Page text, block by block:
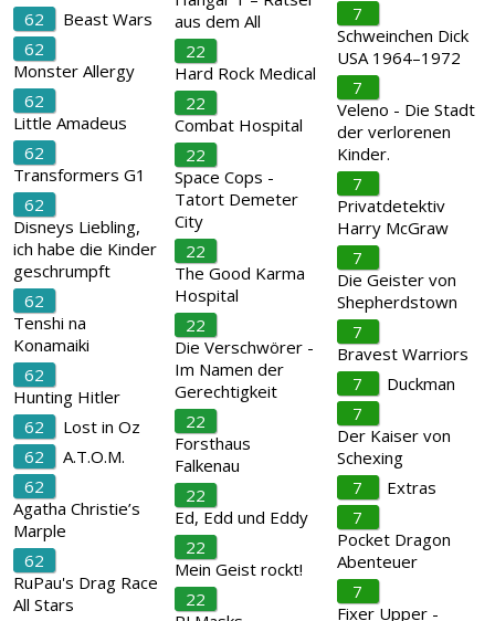
62
Beast Wars
62
Monster Allergy
62
Little Amadeus
62
Transformers G1
62
Disneys Liebling,
ich habe die Kinder
geschrumpft
62
Tenshi na
Konamaiki
62
Hunting Hitler
62
Lost in Oz
62
A.T.O.M.
62
Agatha Christie’s
Marple
62
RuPau's Drag Race
All Stars
aus dem All
22
Hard Rock Medical
22
Combat Hospital
22
Space Cops -
Tatort Demeter
City
22
The Good Karma
Hospital
22
Die Verschwörer -
Im Namen der
Gerechtigkeit
22
Forsthaus
Falkenau
22
Ed, Edd und Eddy
22
Mein Geist rockt!
22
7
Schweinchen Dick
USA 1964–1972
7
Veleno - Die Stadt
der verlorenen
Kinder.
7
Privatdetektiv
Harry McGraw
7
Die Geister von
Shepherdstown
7
Bravest Warriors
7
Duckman
7
Der Kaiser von
Schexing
7
Extras
7
Pocket Dragon
Abenteuer
7
Fixer Upper -